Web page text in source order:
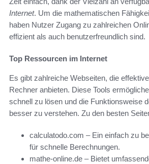
Internet. Um die mathematischen
haben Nutzer Zugang zu zahlreichen
effizient als auch benutzerfreundlich sind.
Top Ressourcen im Internet
Es gibt zahlreiche Webseiten, die
Rechner anbieten. Diese Tools
schnell zu lösen und die Funktionsweise
besser zu verstehen. Zu den besten
calculatodo.com – Ein einfach zu
für schnelle Berechnungen.
mathe-online.de – Bietet